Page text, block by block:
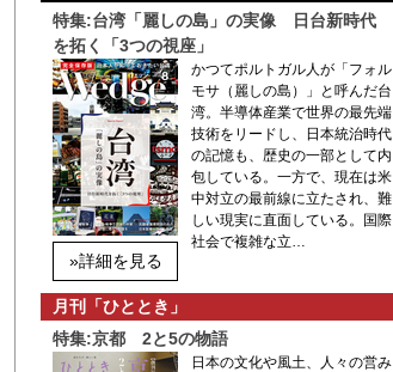
特集:台湾「麗しの島」の実像 日台新時代
を拓く「3つの視座」
»詳細を見る
かつてポルトガル人が「フォル
モサ（麗しの島）」と呼んだ台
湾。半導体産業で世界の最先端
技術をリードし、日本統治時代
の記憶も、歴史の一部として内
包している。一方で、現在は米
中対立の最前線に立たされ、難
しい現実に直面している。国際
社会で複雑な立…
月刊「ひととき」
特集:京都 2と5の物語
日本の文化や風土、人々の営み